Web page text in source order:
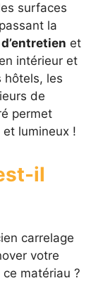
surfaces
la
et
intérieur et
hôtels, les
de
permet
et lumineux !
il
carrelage
votre
matériau ?